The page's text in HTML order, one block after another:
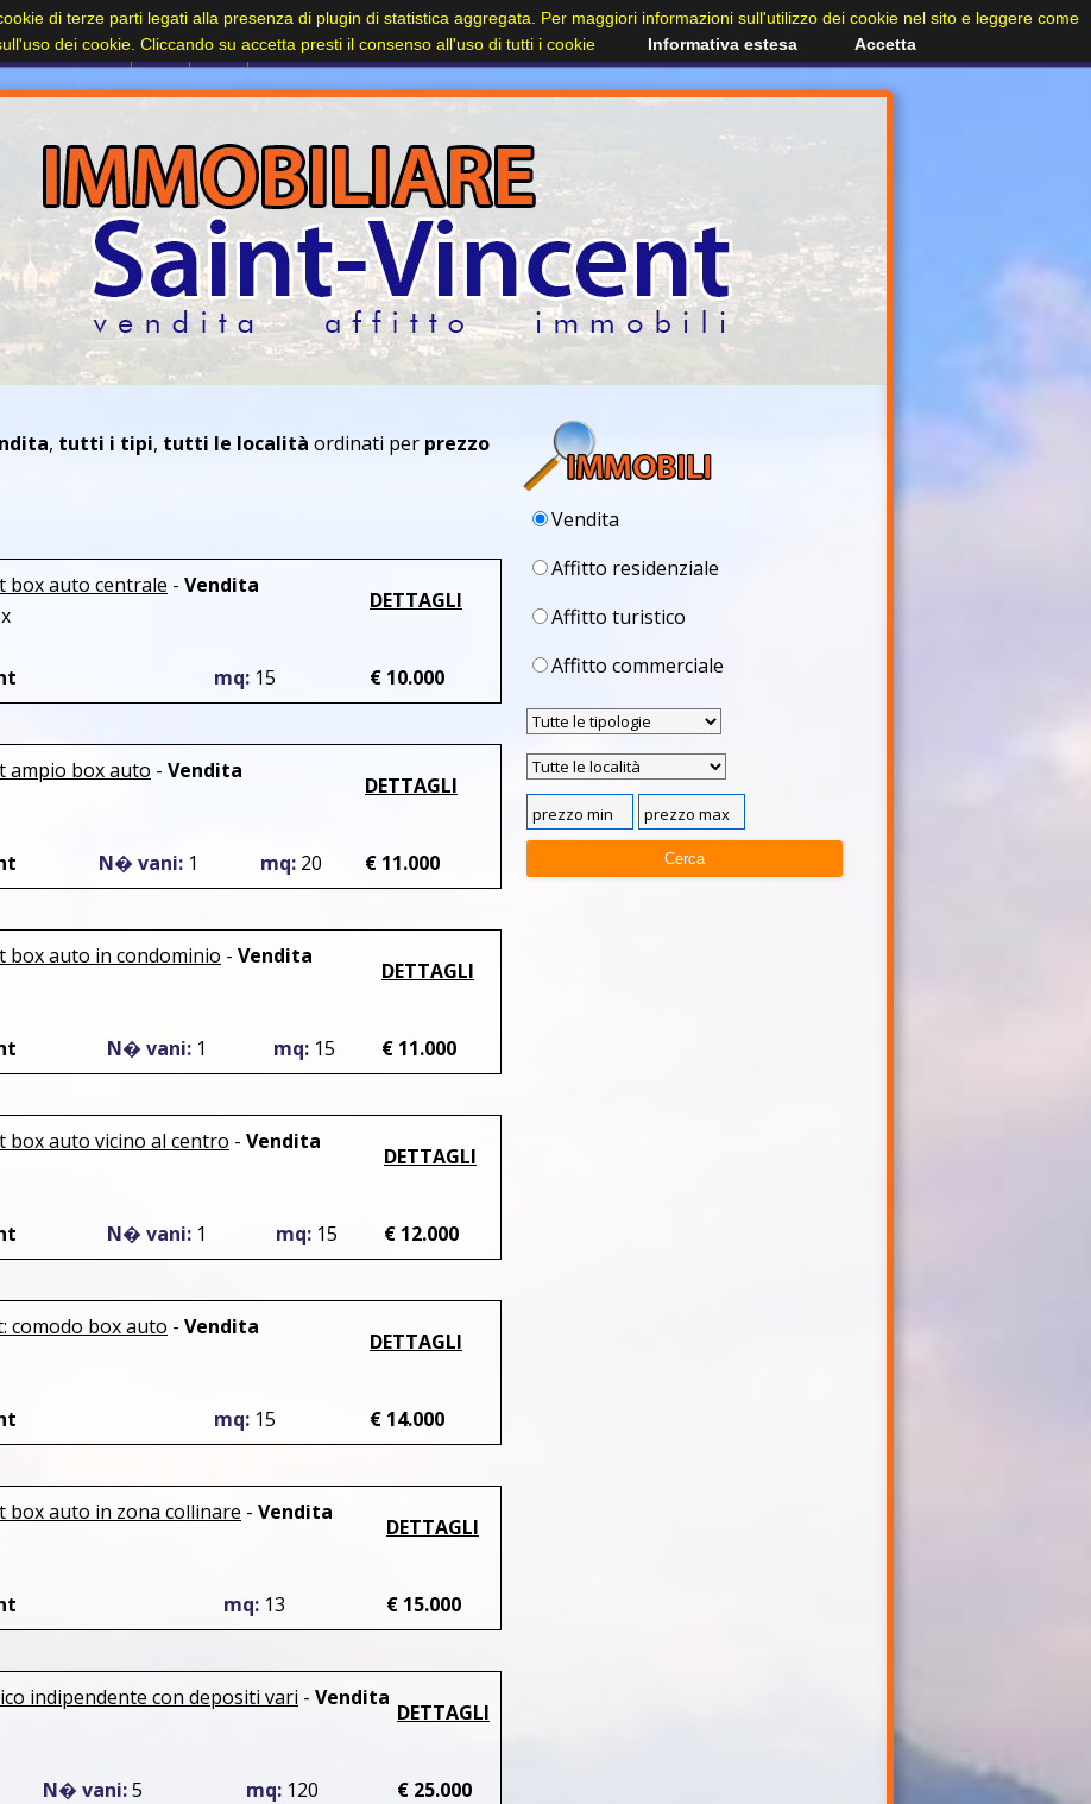
Contatti
, tutti i tipi, tutti le località ordinati per prezzo
box auto centrale - Vendita
DETTAGLI
mq: 15 € 10.000
ampio box auto - Vendita
DETTAGLI
N� vani: 1 mq: 20 € 11.000
box auto in condominio - Vendita
DETTAGLI
N� vani: 1 mq: 15 € 11.000
box auto vicino al centro - Vendita
DETTAGLI
N� vani: 1 mq: 15 € 12.000
comodo box auto - Vendita
DETTAGLI
mq: 15 € 14.000
box auto in zona collinare - Vendita
DETTAGLI
mq: 13 € 15.000
indipendente con depositi vari - Vendita
DETTAGLI
N� vani:5 mq: 120 € 25.000
Vendita
Affitto residenziale
Affitto turistico
Affitto commerciale
di terze parti legati alla presenza di plugin di statistica aggregata. Per maggiori informazioni sull'utilizzo dei cookie nel sito e leggere come
dei cookie. Cliccando su accetta presti il consenso all'uso di tutti i cookie
Informativa estesa Accetta